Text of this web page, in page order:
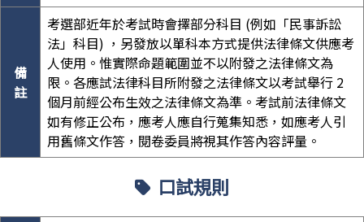
備
註
考選部近年於考試時會擇部分科目 (例如「民事訴訟
法」科目) ，另發放以單科本方式提供法律條文供應考
人使用。惟實際命題範圍並不以附發之法律條文為
限。各應試法律科目所附發之法律條文以考試舉行 2
個月前經公布生效之法律條文為準。考試前法律條文
如有修正公布，應考人應自行蒐集知悉，如應考人引
用舊條文作答，閱卷委員將視其作答內容評量。
口試規則